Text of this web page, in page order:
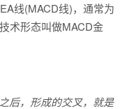
线(MACD线)，通常为
术形态叫做MACD金
后，形成的交叉，就是